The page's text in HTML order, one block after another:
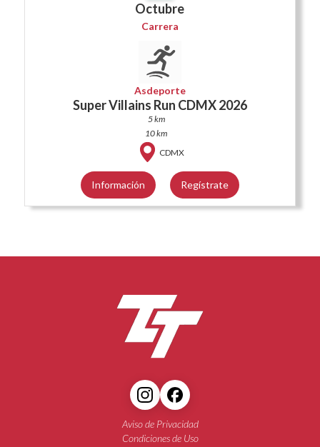
Octubre
Carrera
Asdeporte
Super Villains Run CDMX 2026
5 km
10 km
CDMX
Información Regístrate
Aviso de Privacidad
Condiciones de Uso